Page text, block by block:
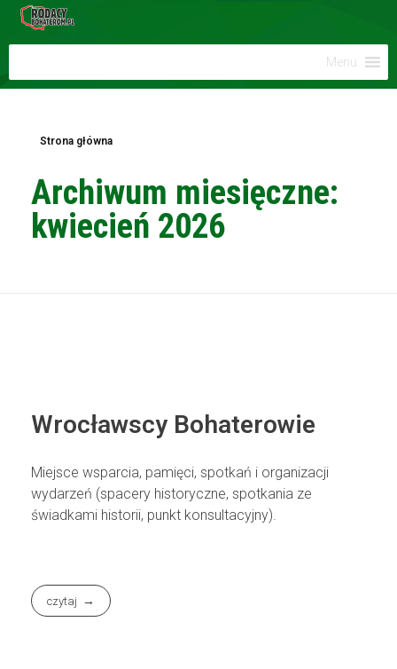
Menu
Strona główna
Archiwum miesięczne:
kwiecień 2026
Wrocławscy Bohaterowie
Miejsce wsparcia, pamięci, spotkań i organizacji
wydarzeń (spacery historyczne, spotkania ze
świadkami historii, punkt konsultacyjny).
czytaj